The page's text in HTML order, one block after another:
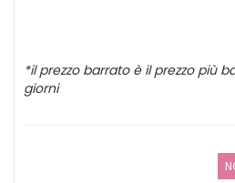
*il prezzo barrato è il prezzo più
giorni